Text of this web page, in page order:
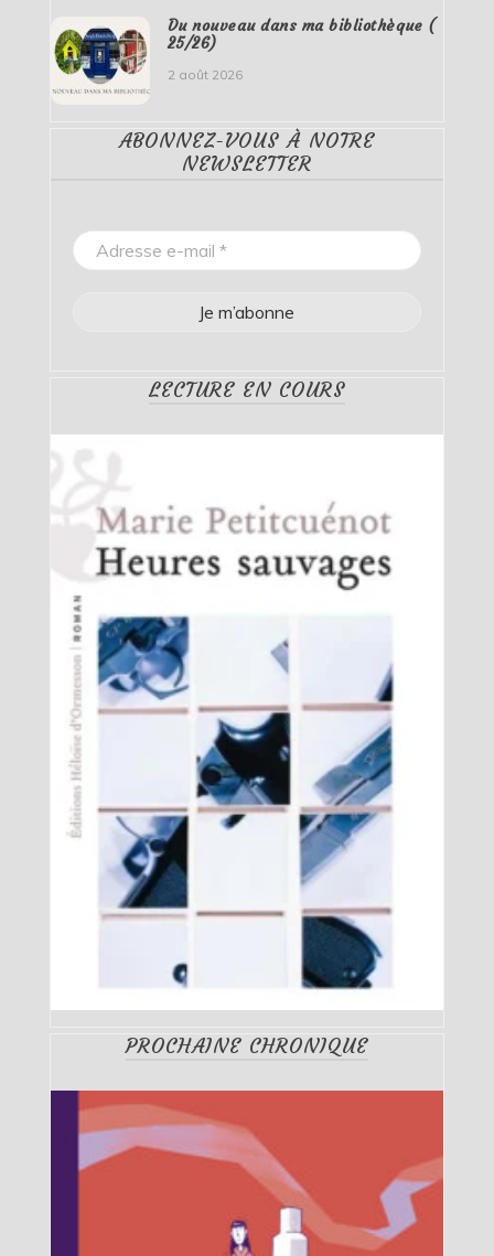
Du nouveau dans ma bibliothèque (
25/26)
2 août 2026
ABONNEZ-VOUS À NOTRE
NEWSLETTER
LECTURE EN COURS
PROCHAINE CHRONIQUE